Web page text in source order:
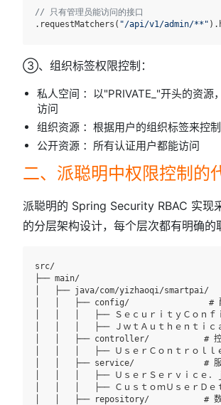
// 只有管理员能访问的接口
.requestMatchers( "/api/v1/admin/**"
③、组织标签权限控制：
私人空间 ：以"PRIVATE_"开头的资源
访问
组织资源 ：根据用户的组织标签来控
公开资源 ：所有认证用户都能访问
二、派聪明中权限控制的
派聪明的 Spring Security RBAC 实现
的分层架构设计，每个层次都有明确的
src/
├── main/
│   ├── java/com/yizhaoqi/smartpai/
│   │   ├── config/                # 配
│   │   │   ├── ＳｅｃｕｒｉｔｙＣｏｎｆｉ
│   │   │   ├── ＪｗｔＡｕｔｈｅｎｔｉｃａ
│   │   ├── controller/           # 控
│   │   │   ├── ＵｓｅｒＣｏｎｔｒｏｌｌｅ
│   │   ├── service/              # 服
│   │   │   ├── ＵｓｅｒＳｅｒｖｉｃｅ．
│   │   │   ├── ＣｕｓｔｏｍＵｓｅｒＤｅｔ
│   │   ├── repository/           # 数